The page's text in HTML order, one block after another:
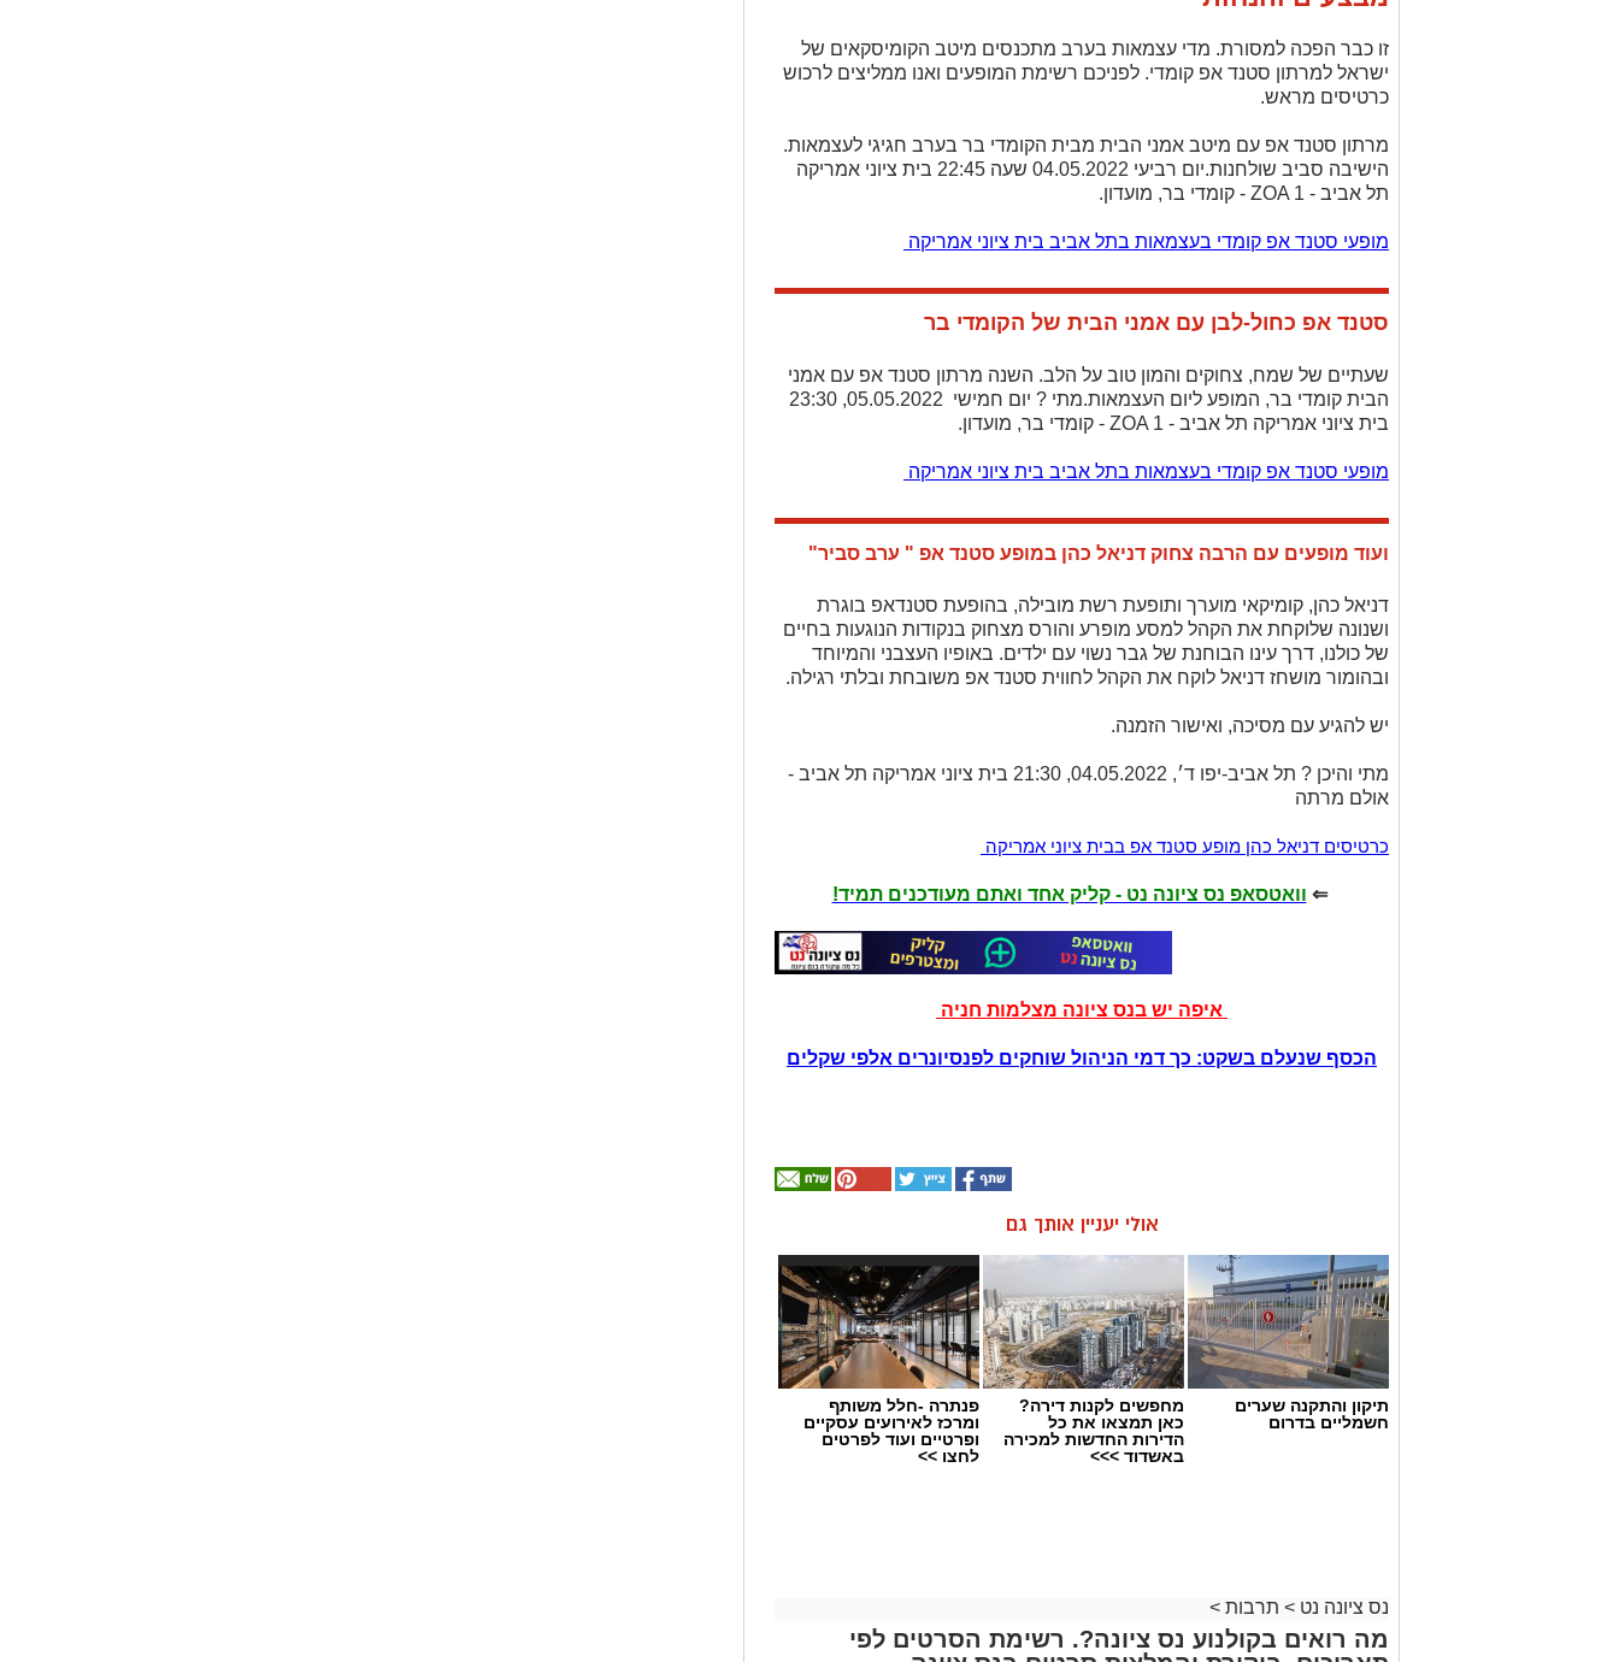
זו כבר הפכה למסורת. מדי עצמאות בערב מתכנסים מיטב הקומיסקאים של
ישראל למרתון סטנד אפ קומדי. לפניכם רשימת המופעים ואנו ממליצים לרכוש
כרטיסים מראש.
מרתון סטנד אפ עם מיטב אמני הבית מבית הקומדי בר בערב חגיגי לעצמאות.
הישיבה סביב שולחנות.יום רביעי 04.05.2022 שעה 22:45 בית ציוני אמריקה
תל אביב - ZOA 1 - קומדי בר, מועדון.
מופעי סטנד אפ קומדי בעצמאות בתל אביב בית ציוני אמריקה
סטנד אפ כחול-לבן עם אמני הבית של הקומדי בר
שעתיים של שמח, צחוקים והמון טוב על הלב. השנה מרתון סטנד אפ עם אמני
הבית קומדי בר, המופע ליום העצמאות.מתי ? יום חמישי 05.05.2022, 23:30
בית ציוני אמריקה תל אביב - ZOA 1 - קומדי בר, מועדון.
מופעי סטנד אפ קומדי בעצמאות בתל אביב בית ציוני אמריקה
ועוד מופעים עם הרבה צחוק דניאל כהן במופע סטנד אפ " ערב סביר"
דניאל כהן, קומיקאי מוערך ותופעת רשת מובילה, בהופעת סטנדאפ בוגרת
ושנונה שלוקחת את הקהל למסע מופרע והורס מצחוק בנקודות הנוגעות בחיים
של כולנו, דרך עינו הבוחנת של גבר נשוי עם ילדים. באופיו העצבני והמיוחד
ובהומור מושחז דניאל לוקח את הקהל לחווית סטנד אפ משובחת ובלתי רגילה.
יש להגיע עם מסיכה, ואישור הזמנה.
מתי והיכן ? תל אביב-יפו ד׳, 04.05.2022, 21:30 בית ציוני אמריקה תל אביב -
אולם מרתה
כרטיסים דניאל כהן מופע סטנד אפ בבית ציוני אמריקה
⇐ וואטסאפ נס ציונה נט - קליק אחד ואתם מעודכנים תמיד!
איפה יש בנס ציונה מצלמות חניה
הכסף שנעלם בשקט: כך דמי הניהול שוחקים לפנסיונרים אלפי שקלים
אולי יעניין אותך גם
תיקון והתקנה שערים
חשמליים בדרום
מחפשים לקנות דירה?
כאן תמצאו את כל
הדירות החדשות למכירה
באשדוד >>>
פנתרה -חלל משותף
ומרכז לאירועים עסקיים
ופרטיים ועוד לפרטים
לחצו >>
נס ציונה נט > תרבות >
מה רואים בקולנוע נס ציונה?. רשימת הסרטים לפי